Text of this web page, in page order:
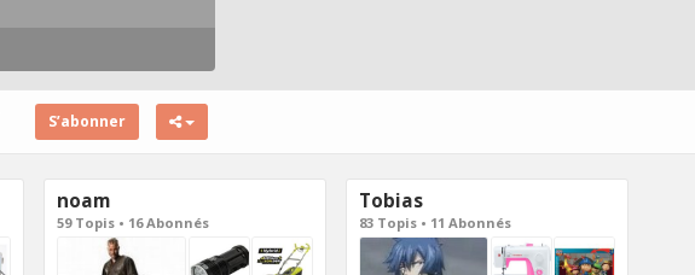
S’abonner
noam
59 Topis • 16 Abonnés
Tobias
83 Topis • 11 Abonnés